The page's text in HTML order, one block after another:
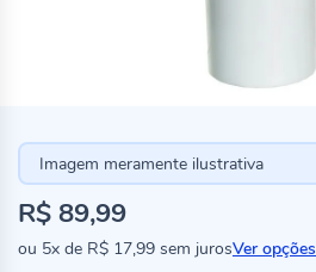
Imagem meramente ilustrativa
R$ 89,99
ou 5x de R$ 17,99 sem jurosVer opções